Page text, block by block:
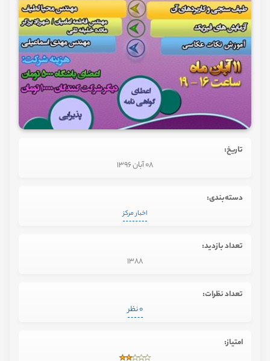
تاریخ:
08 آبان 1396
دسته‌بندی:
اخبار مرکز
تعداد بازدید:
1388
تعداد نظرات:
0 نظر
امتیاز: